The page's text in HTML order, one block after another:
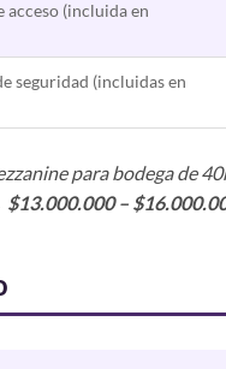
acceso (incluida en
seguridad (incluidas en
para bodega de
$13.000.000 –